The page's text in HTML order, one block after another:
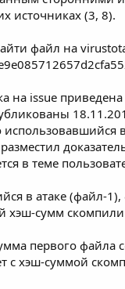
источниках (3, 8).
файл на
на issue
в теме
в атаке (файл-
хэш-сумм
первого файла
с хэш-суммой